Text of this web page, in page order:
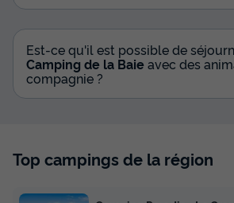
Est-ce qu'il est possible de
Camping de la Baie avec des
compagnie ?
Top campings de la région